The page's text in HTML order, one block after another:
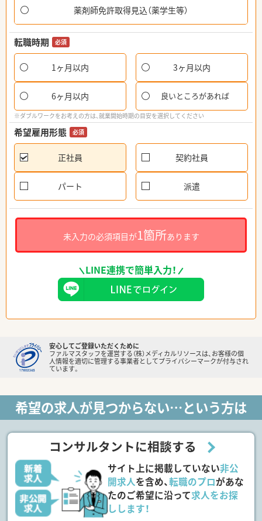
薬剤師免許取得見込（薬学生等）
転職時期 必須
1ヶ月以内 3ヶ月以内
6ヶ月以内 良いところがあれば
※ダブルワークをお考えの方は、就業開始時期の目安を選択してください
希望雇用形態 必須
正社員 契約社員
パート 派遣
未入力の必須項目が1箇所あります
LINE連携で簡単入力！
安心してご登録いただくために
ファルマスタッフを運営する（株）メディカルリソースは、お客様の個
人情報を適切に管理する事業者としてプライバシーマークが付与され
ています。
希望の求人が見つからない…という方は
コンサルタントに相談する
サイト上に掲載していない非公
開求人を含め、転職のプロがあな
たのご希望に沿って求人をお探
しします！